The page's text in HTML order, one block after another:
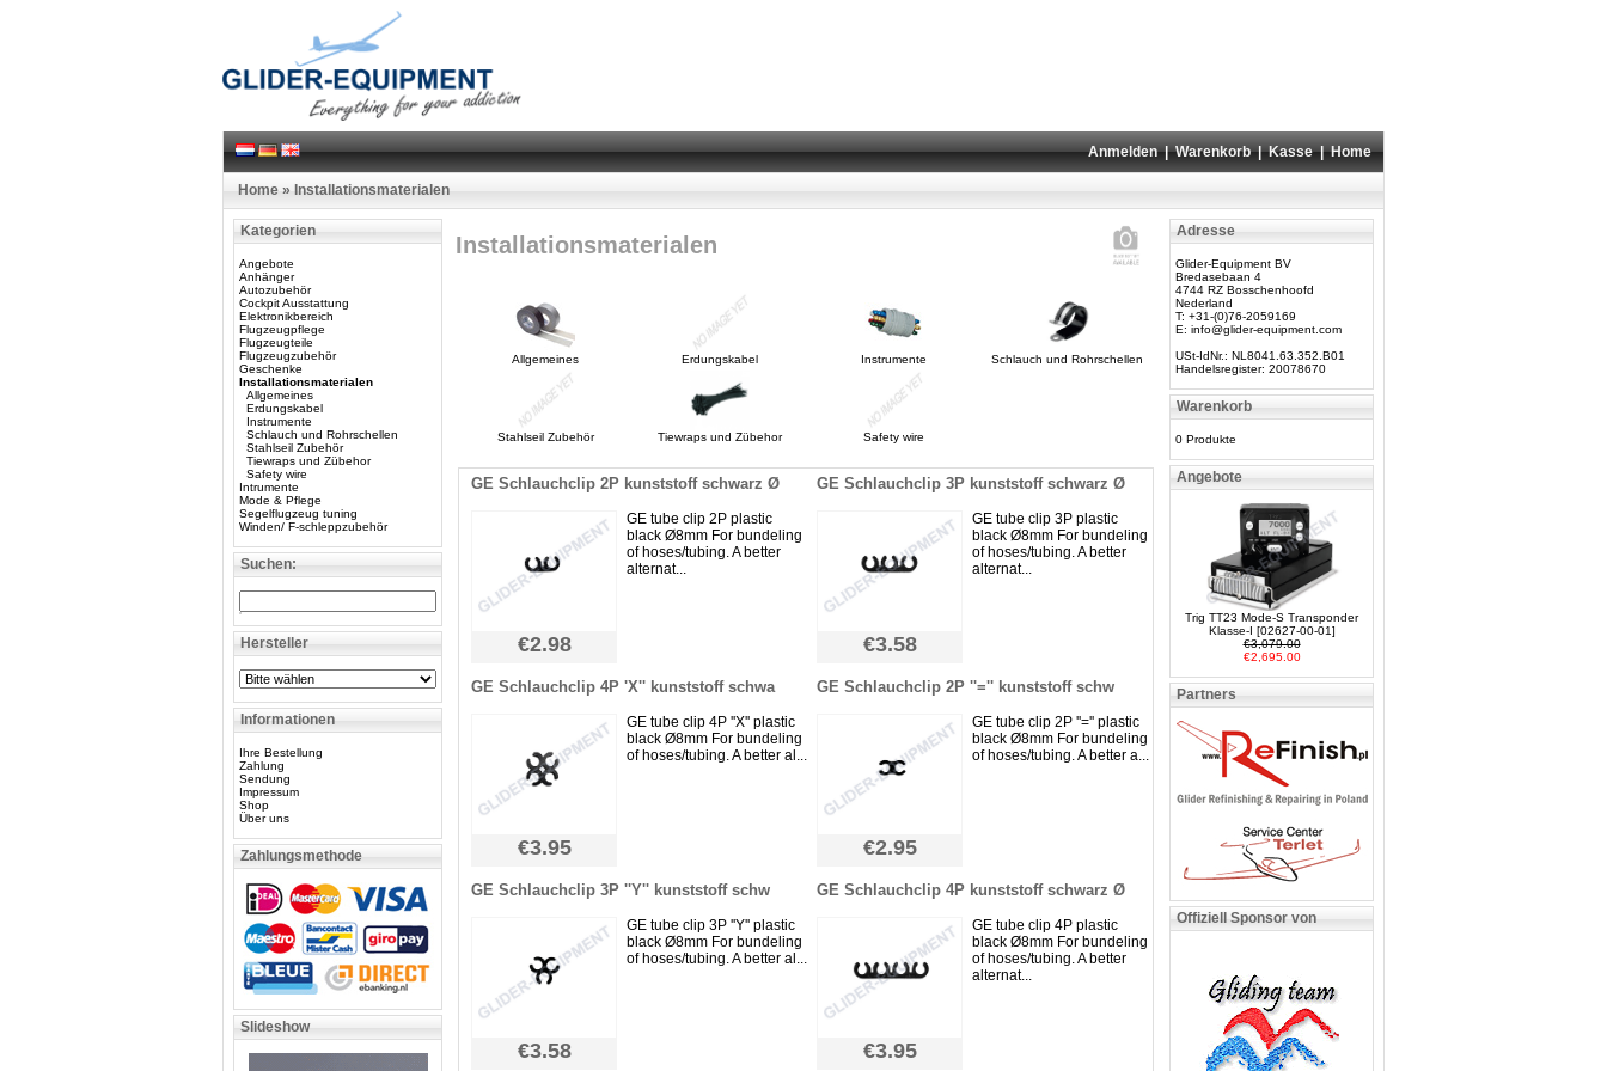
Anmelden|Warenkorb|Kasse|Home
Home » Installationsmaterialen
Kategorien
Angebote
Anhänger
Autozubehör
Cockpit Ausstattung
Elektronikbereich
Flugzeugpflege
Flugzeugteile
Flugzeugzubehör
Geschenke
Installationsmaterialen
Allgemeines
Erdungskabel
Instrumente
Schlauch und Rohrschellen
Stahlseil Zubehör
Tiewraps und Zübehor
Safety wire
Intrumente
Mode & Pflege
Segelflugzeug tuning
Winden/ F-schleppzubehör
Suchen:
Hersteller
Informationen
Ihre Bestellung
Zahlung
Sendung
Impressum
Shop
Über uns
Zahlungsmethode
Slideshow
Installationsmaterialen
Allgemeines Erdungskabel Instrumente Schlauch und Rohrschellen
Stahlseil Zubehör Tiewraps und Zübehor Safety wire
GE Schlauchclip 2P kunststoff schwarz Ø
GE tube clip 2P plastic
black Ø8mm For bundeling
of hoses/tubing. A better
alternat...
€2.98
GE Schlauchclip 3P kunststoff schwarz Ø
GE tube clip 3P plastic
black Ø8mm For bundeling
of hoses/tubing. A better
alternat...
€3.58
GE Schlauchclip 4P 'X'' kunststoff schwa
GE tube clip 4P ''X'' plastic
black Ø8mm For bundeling
of hoses/tubing. A better al...
€3.95
GE Schlauchclip 2P ''='' kunststoff schw
GE tube clip 2P ''='' plastic
black Ø8mm For bundeling
of hoses/tubing. A better a...
€2.95
GE Schlauchclip 3P ''Y'' kunststoff schw
GE tube clip 3P ''Y'' plastic
black Ø8mm For bundeling
of hoses/tubing. A better al...
€3.58
GE Schlauchclip 4P kunststoff schwarz Ø
GE tube clip 4P plastic
black Ø8mm For bundeling
of hoses/tubing. A better
alternat...
€3.95
Adresse
Glider-Equipment BV
Bredasebaan 4
4744 RZ Bosschenhoofd
Nederland
T: +31-(0)76-2059169
E: info@glider-equipment.com
USt-IdNr.: NL8041.63.352.B01
Handelsregister: 20078670
Warenkorb
0 Produkte
Angebote
Trig TT23 Mode-S Transponder
Klasse-I [02627-00-01]
€3,079.00
€2,695.00
Partners
Offiziell Sponsor von